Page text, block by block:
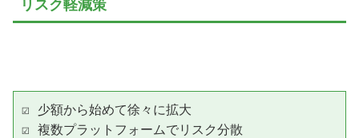
リスク軽減策
☑ 少額から始めて徐々に拡大
☑ 複数プラットフォームでリスク分散